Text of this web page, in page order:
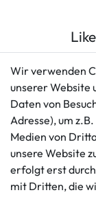
Kundenservice
+49 421
Mo. - Fr. 9 - 16 Uhr
Kontaktformular
Wir verwenden
unserer Website
Daten von
Adresse), um
Medien von
unsere Website
erfolgt erst
mit Dritten, die